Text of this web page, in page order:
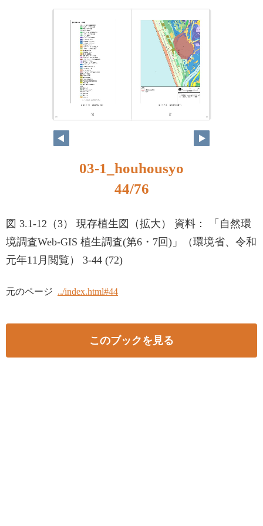
43 44
03-1_houhousyo
44/76
図 3.1-12（3） 現存植生図（拡大） 資料： 「自然環
境調査Web-GIS 植生調査(第6・7回)」（環境省、令和
元年11月閲覧） 3-44 (72)
元のページ ../index.html#44
このブックを見る